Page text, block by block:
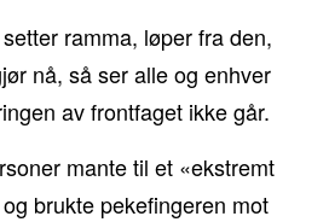
ramma, løper fra den,
nå, så ser alle og enhver
av frontfaget ikke går.
mante til et «ekstremt
brukte pekefingeren mot